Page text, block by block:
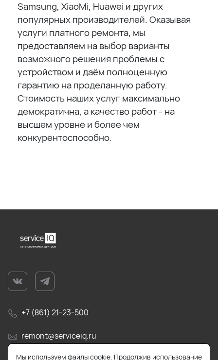
Samsung, XiaoMi, Huawei и других
популярных производителей. Оказывая
услуги платного ремонта, мы
предоставляем на выбор варианты
возможного решения проблемы с
устройством и даём полноценную
гарантию на проделанную работу.
Стоимость наших услуг максимально
демократична, а качество работ - на
высшем уровне и более чем
конкурентоспособно.
+7 (861) 21-23-500
remont@serviceiq.ru
Мы используем файлы cookie. Продолжив использование